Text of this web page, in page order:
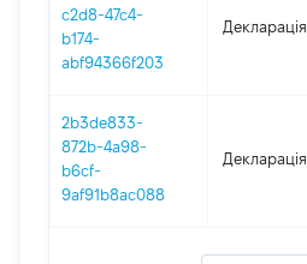
c2d8-47c4-
b174-
abf94366f203
Декларація
2b3de833-
872b-4a98-
b6cf-
9af91b8ac088
Декларація